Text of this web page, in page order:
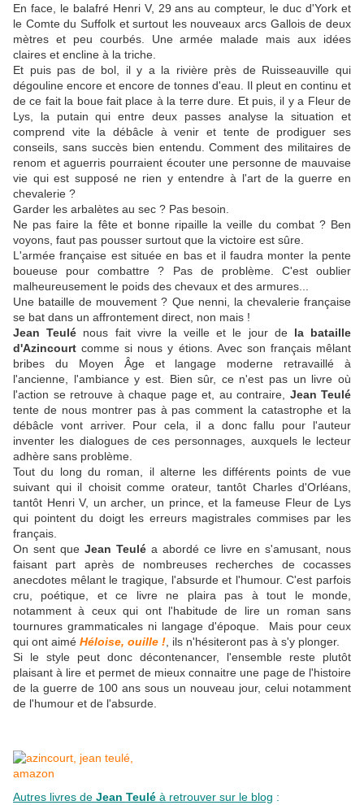
En face, le balafré Henri V, 29 ans au compteur, le duc d'York et
le Comte du Suffolk et surtout les nouveaux arcs Gallois de deux
mètres et peu courbés. Une armée malade mais aux idées
claires et encline à la triche.
Et puis pas de bol, il y a la rivière près de Ruisseauville qui
dégouline encore et encore de tonnes d'eau. Il pleut en continu et
de ce fait la boue fait place à la terre dure. Et puis, il y a Fleur de
Lys, la putain qui entre deux passes analyse la situation et
comprend vite la débâcle à venir et tente de prodiguer ses
conseils, sans succès bien entendu. Comment des militaires de
renom et aguerris pourraient écouter une personne de mauvaise
vie qui est supposé ne rien y entendre à l'art de la guerre en
chevalerie ?
Garder les arbalètes au sec ? Pas besoin.
Ne pas faire la fête et bonne ripaille la veille du combat ? Ben
voyons, faut pas pousser surtout que la victoire est sûre.
L'armée française est située en bas et il faudra monter la pente
boueuse pour combattre ? Pas de problème. C'est oublier
malheureusement le poids des chevaux et des armures...
Une bataille de mouvement ? Que nenni, la chevalerie française
se bat dans un affrontement direct, non mais !
Jean Teulé nous fait vivre la veille et le jour de la bataille
d'Azincourt comme si nous y étions. Avec son français mêlant
bribes du Moyen Âge et langage moderne retravaillé à
l'ancienne, l'ambiance y est. Bien sûr, ce n'est pas un livre où
l'action se retrouve à chaque page et, au contraire, Jean Teulé
tente de nous montrer pas à pas comment la catastrophe et la
débâcle vont arriver. Pour cela, il a donc fallu pour l'auteur
inventer les dialogues de ces personnages, auxquels le lecteur
adhère sans problème.
Tout du long du roman, il alterne les différents points de vue
suivant qui il choisit comme orateur, tantôt Charles d'Orléans,
tantôt Henri V, un archer, un prince, et la fameuse Fleur de Lys
qui pointent du doigt les erreurs magistrales commises par les
français.
On sent que Jean Teulé a abordé ce livre en s'amusant, nous
faisant part après de nombreuses recherches de cocasses
anecdotes mêlant le tragique, l'absurde et l'humour. C'est parfois
cru, poétique, et ce livre ne plaira pas à tout le monde,
notamment à ceux qui ont l'habitude de lire un roman sans
tournures grammaticales ni langage d'époque. Mais pour ceux
qui ont aimé Héloise, ouille ! , ils n'hésiteront pas à s'y plonger.
Si le style peut donc décontenancer, l'ensemble reste plutôt
plaisant à lire et permet de mieux connaitre une page de l'histoire
de la guerre de 100 ans sous un nouveau jour, celui notamment
de l'humour et de l'absurde.
Autres livres de Jean Teulé à retrouver sur le blog :